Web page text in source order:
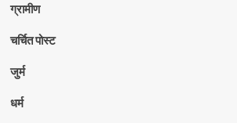
ग्रामीण
चर्चित पोस्ट
जुर्म
धर्म